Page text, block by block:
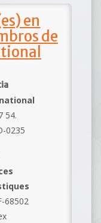
en
de
54.
0235
68502